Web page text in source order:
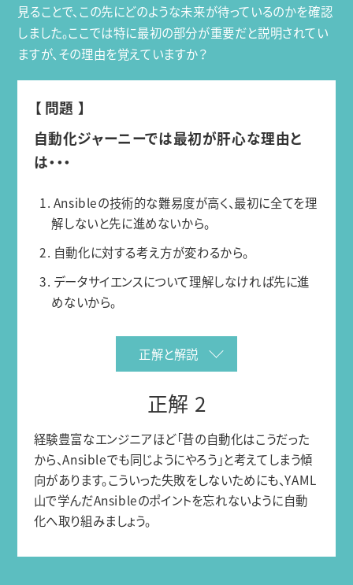
見ることで、この先にどのような未来が待っているのかを確認
しました。ここでは特に最初の部分が重要だと説明されてい
ますが、その理由を覚えていますか？
【 問題 】
自動化ジャーニーでは最初が肝心な理由と
は・・・
1. Ansibleの技術的な難易度が高く、最初に全てを理
解しないと先に進めないから。
2. 自動化に対する考え方が変わるから。
3. データサイエンスについて理解しなければ先に進
めないから。
正解と解説
正解 2
経験豊富なエンジニアほど「昔の自動化はこうだった
から、Ansibleでも同じようにやろう」と考えてしまう傾
向があります。こういった失敗をしないためにも、YAML
山で学んだAnsibleのポイントを忘れないように自動
化へ取り組みましょう。